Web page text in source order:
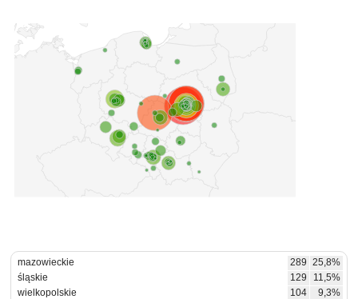
mazowieckie 289 25,8%
śląskie
129
11,5%
wielkopolskie
104
9,3%